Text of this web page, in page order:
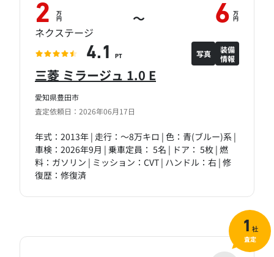
愛知県豊田市
査定依頼日：2026年06月17日
三菱 ミラージュ 1.0 E
年式：2013年 | 走行：～8万キロ | 色：青(ブルー)系 |
車検：2026年9月 | 乗車定員： 5名 | ドア： 5枚 | 燃
料：ガソリン | ミッション：CVT | ハンドル：右 | 修
復歴：修復済
2 万
円 ～ 6 万
円
ネクステージ
4.1 PT 写真
装備
情報
1 社
査定